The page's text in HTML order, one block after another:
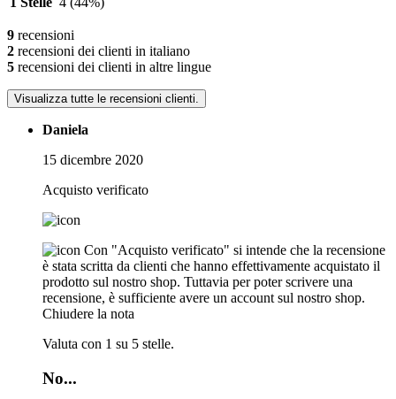
9 recensioni
2 recensioni dei clienti in italiano
5 recensioni dei clienti in altre lingue
Visualizza tutte le recensioni clienti.
Daniela
15 dicembre 2020
Acquisto verificato
Con "Acquisto verificato" si intende che la recensione
è stata scritta da clienti che hanno effettivamente acquistato il
prodotto sul nostro shop. Tuttavia per poter scrivere una
recensione, è sufficiente avere un account sul nostro shop.
Chiudere la nota
Valuta con 1 su 5 stelle.
No...